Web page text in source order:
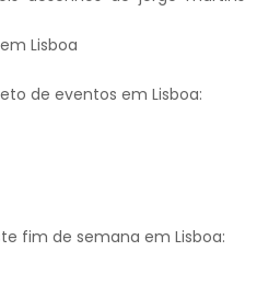
Lisboa
de eventos em Lisboa:
fim de semana em Lisboa: